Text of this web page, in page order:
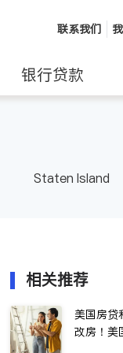
联系我们
银行贷款
Staten Island
相关推荐
美国房贷
改房！美